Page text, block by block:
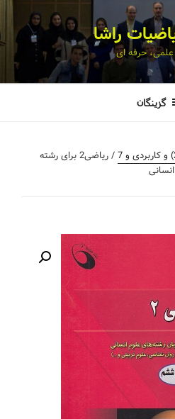
راشا
حرفه ای
گزینگان
/ ریاضی2 برای رشته